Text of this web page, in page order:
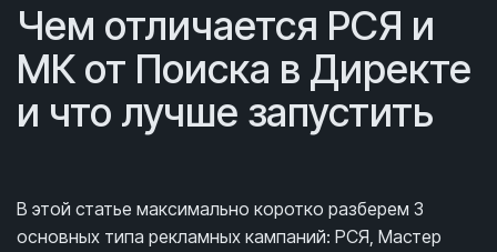
Чем отличается РСЯ и
МК от Поиска в Директе
и что лучше запустить
В этой статье максимально коротко разберем 3
основных типа рекламных кампаний: РСЯ, Мастер